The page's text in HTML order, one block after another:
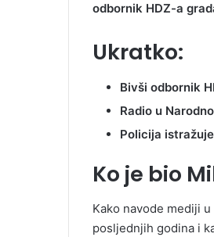
odbornik HDZ-a
Ukratko:
Bivši odbornik
Radio u
Policija
Ko je bio
Kako navode mediji
posljednjih godina i